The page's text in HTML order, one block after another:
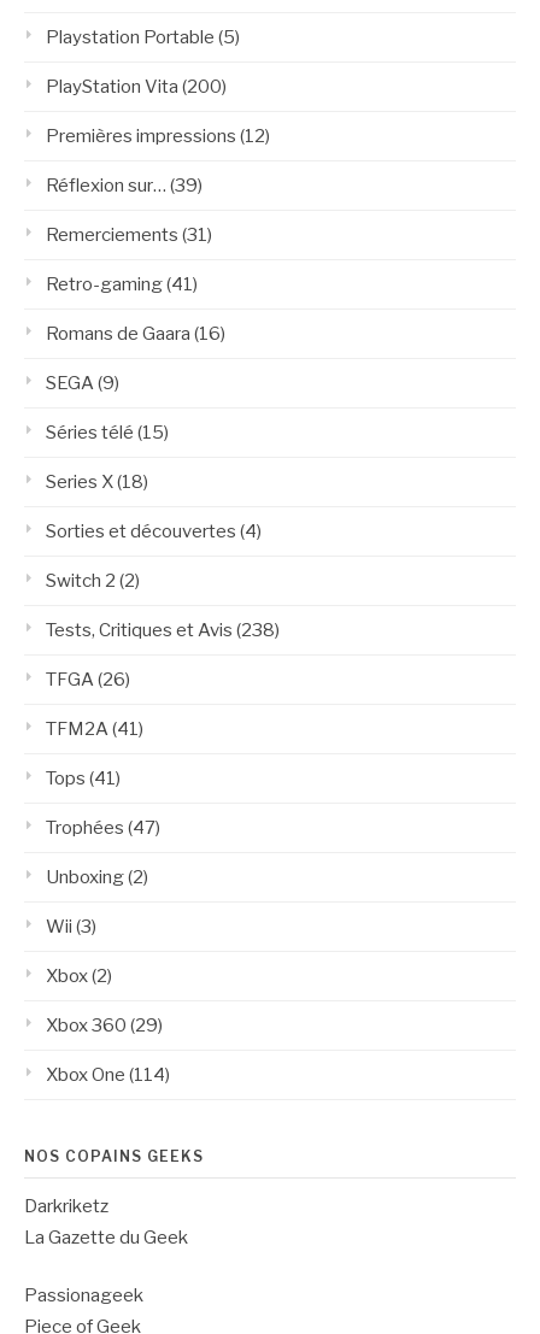
Playstation Portable (5)
PlayStation Vita (200)
Premières impressions (12)
Réflexion sur… (39)
Remerciements (31)
Retro-gaming(41)
Romans de Gaara (16)
SEGA(9)
Séries télé (15)
Series X(18)
Sorties et découvertes (4)
Switch 2 (2)
Tests, Critiques et Avis (238)
TFGA(26)
TFM2A(41)
Tops (41)
Trophées (47)
Unboxing(2)
Wii (3)
Xbox(2)
Xbox 360 (29)
Xbox One (114)
NOS COPAINS GEEKS
Darkriketz
La Gazette du Geek
Passionageek
Piece of Geek